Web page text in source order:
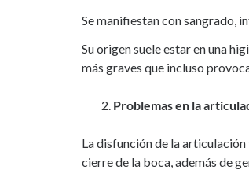
Se manifiestan con sangrado,
Su origen suele estar en una
más graves que incluso
Problemas en la
La disfunción de la
cierre de la boca, además de